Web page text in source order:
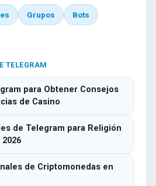
Grupos Bots
TELEGRAM
para Obtener Consejos
de Casino
de Telegram para Religión
de Criptomonedas en